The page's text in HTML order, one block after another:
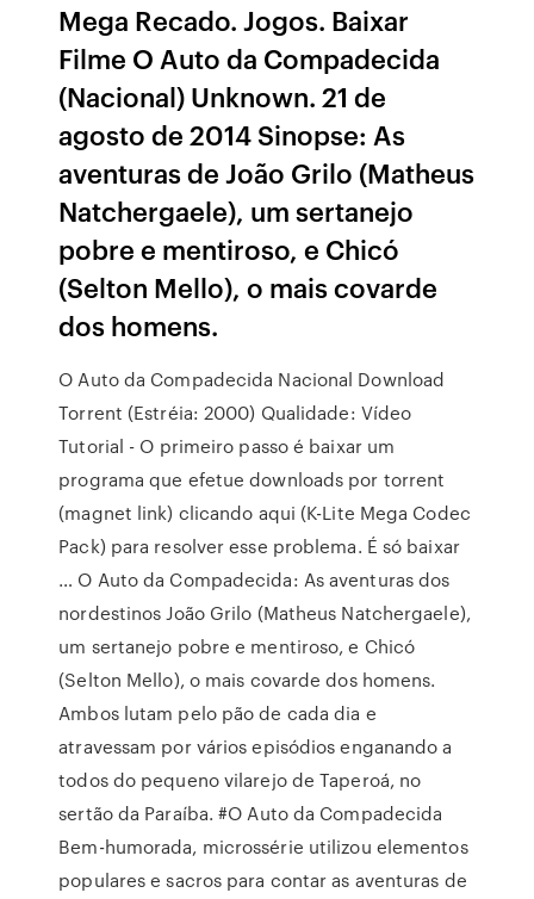
Mega Recado. Jogos. Baixar
Filme O Auto da Compadecida
(Nacional) Unknown. 21 de
agosto de 2014 Sinopse: As
aventuras de João Grilo (Matheus
Natchergaele), um sertanejo
pobre e mentiroso, e Chicó
(Selton Mello), o mais covarde
dos homens.
O Auto da Compadecida Nacional Download
Torrent (Estréia: 2000) Qualidade: Vídeo
Tutorial - O primeiro passo é baixar um
programa que efetue downloads por torrent
(magnet link) clicando aqui (K-Lite Mega Codec
Pack) para resolver esse problema. É só baixar
… O Auto da Compadecida: As aventuras dos
nordestinos João Grilo (Matheus Natchergaele),
um sertanejo pobre e mentiroso, e Chicó
(Selton Mello), o mais covarde dos homens.
Ambos lutam pelo pão de cada dia e
atravessam por vários episódios enganando a
todos do pequeno vilarejo de Taperoá, no
sertão da Paraíba. #O Auto da Compadecida
Bem-humorada, microssérie utilizou elementos
populares e sacros para contar as aventuras de